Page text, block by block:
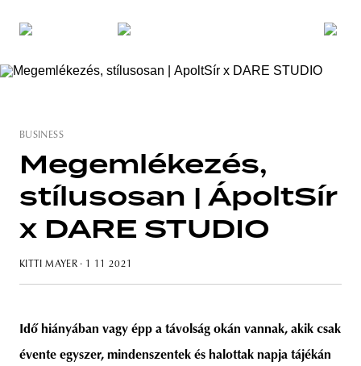
BUSINESS
Megemlékezés,
stílusosan | ÁpoltSír
x DARE STUDIO
KITTI MAYER· 1 11 2021
Idő hiányában vagy épp a távolság okán vannak, akik csak
évente egyszer, mindenszentek és halottak napja tájékán